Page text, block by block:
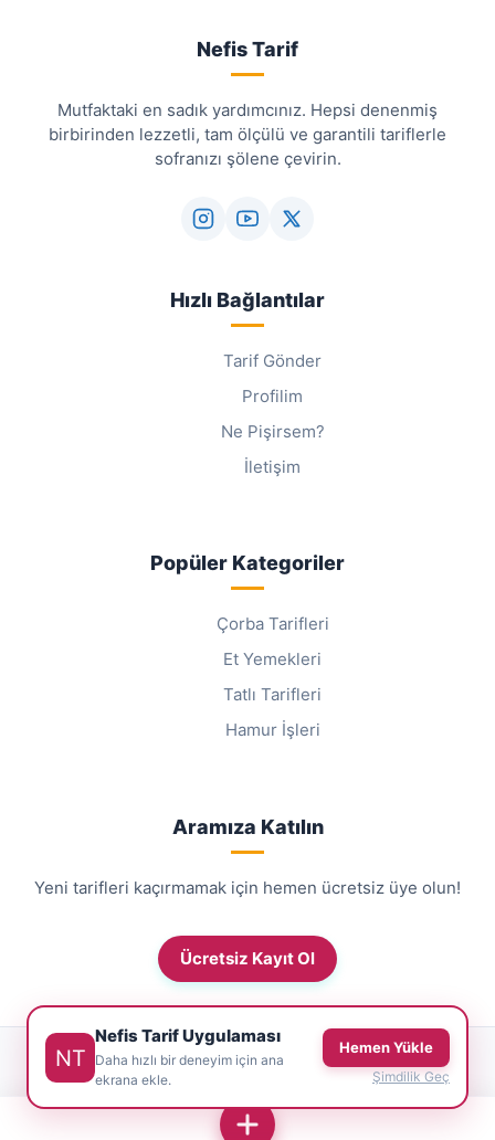
Nefis Tarif
Mutfaktaki en sadık yardımcınız. Hepsi denenmiş
birbirinden lezzetli, tam ölçülü ve garantili tariflerle
sofranızı şölene çevirin.
Hızlı Bağlantılar
Tarif Gönder
Profilim
Ne Pişirsem?
İletişim
Popüler Kategoriler
Çorba Tarifleri
Et Yemekleri
Tatlı Tarifleri
Hamur İşleri
Aramıza Katılın
Yeni tarifleri kaçırmamak için hemen ücretsiz üye olun!
Ücretsiz Kayıt Ol
© 2026 NefisTarif.net - Tüm Hakları Saklıdır.
Nefis Tarif Uygulaması
Daha hızlı bir deneyim için ana
ekrana ekle.
Hemen Yükle
Şimdilik Geç